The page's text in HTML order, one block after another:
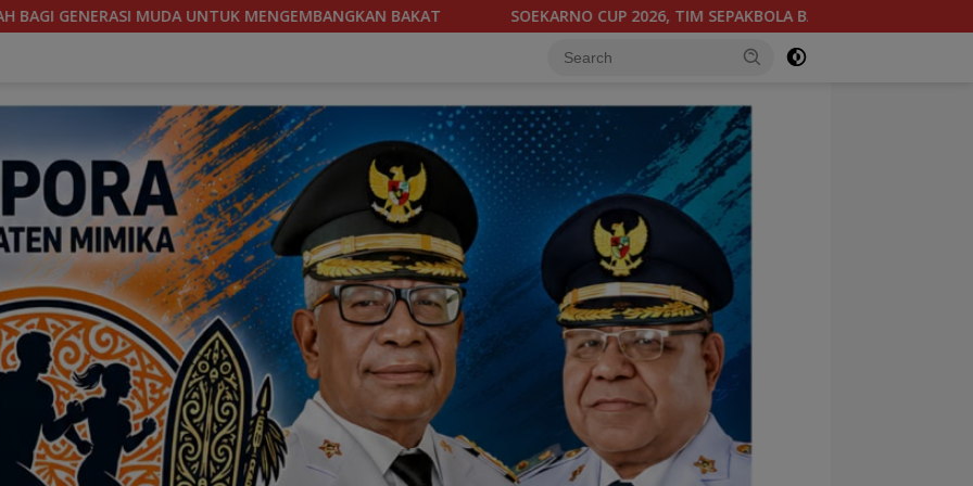
BAKAT SOEKARNO CUP 2026, TIM SEPAKBOLA BANTENG PAPUA TENGAH BERGABUNG DI GROUP B, BERSAMA